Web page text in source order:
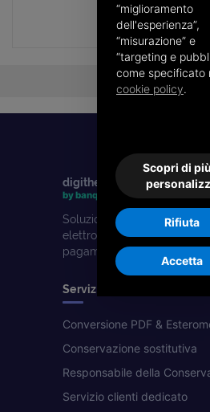
digithera
by banqup
Soluzioni digitali per la
elettronica, la
pagamenti. Parte del
Servizi
Conversione PDF &
Conservazione sostitutiva
Responsabile della
Servizio clienti dedicato
“miglioramento
dell'esperienza”,
“misurazione” e
“targeting e
come specificato
cookie policy.
Scopri di
Rifiuta
Accetta